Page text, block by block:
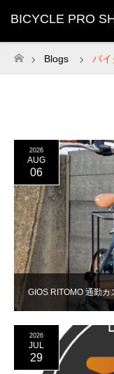
BICYCLE PRO
ホーム
Blogs バイ
GIOS RITOMO 通勤カ
2026
AUG
06
2026
JUL
29